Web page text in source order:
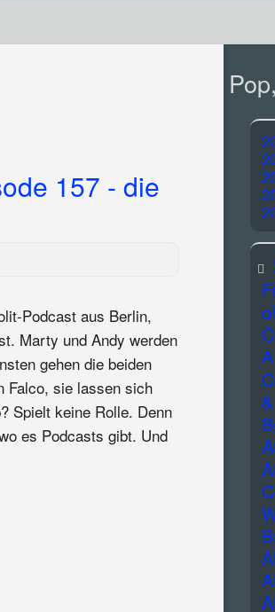
157 - die
Podcast aus Berlin,
Marty und Andy werden
gehen die beiden
Falco, sie lassen sich
Spielt keine Rolle. Denn
es Podcasts gibt. Und